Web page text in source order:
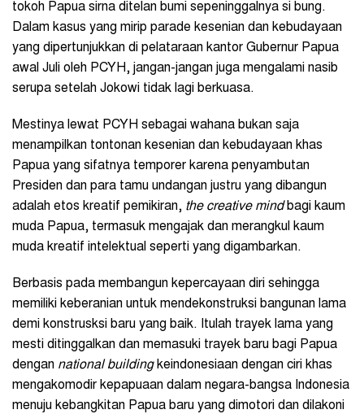
tokoh Papua sirna ditelan bumi sepeninggalnya si bung.
Dalam kasus yang mirip parade kesenian dan kebudayaan
yang dipertunjukkan di pelataraan kantor Gubernur Papua
awal Juli oleh PCYH, jangan-jangan juga mengalami nasib
serupa setelah Jokowi tidak lagi berkuasa.
Mestinya lewat PCYH sebagai wahana bukan saja
menampilkan tontonan kesenian dan kebudayaan khas
Papua yang sifatnya temporer karena penyambutan
Presiden dan para tamu undangan justru yang dibangun
adalah etos kreatif pemikiran, the creative mindbagi kaum
muda Papua, termasuk mengajak dan merangkul kaum
muda kreatif intelektual seperti yang digambarkan.
Berbasis pada membangun kepercayaan diri sehingga
memiliki keberanian untuk mendekonstruksi bangunan lama
demi konstrusksi baru yang baik. Itulah trayek lama yang
mesti ditinggalkan dan memasuki trayek baru bagi Papua
dengan national buildingkeindonesiaan dengan ciri khas
mengakomodir kepapuaan dalam negara-bangsa Indonesia
menuju kebangkitan Papua baru yang dimotori dan dilakoni